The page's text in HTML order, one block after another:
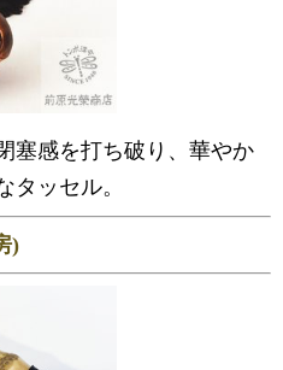
塞感を打ち破り、華やか
タッセル。
)